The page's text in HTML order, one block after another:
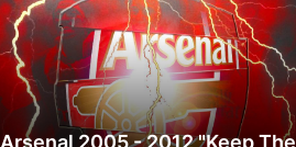
Arsenal 2005 - 2012 "Keep The